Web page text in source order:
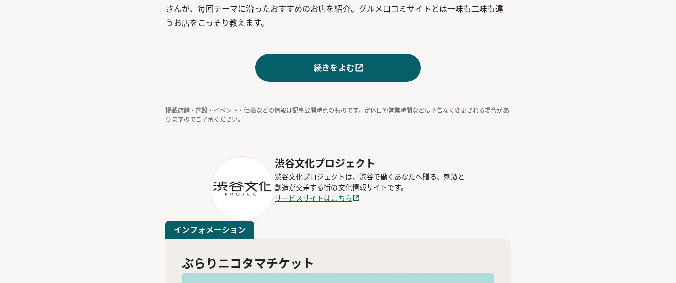
さんが、毎回テーマに沿ったおすすめのお店を紹介。グルメ口コミサイトとは一味も二味も違
うお店をこっそり教えます。
続きをよむ
掲載店舗・施設・イベント・価格などの情報は記事公開時点のものです。定休日や営業時間などは予告なく変更される場合があ
りますのでご了承ください。
渋谷文化プロジェクト
渋谷文化プロジェクトは、渋谷で働くあなたへ贈る、刺激と
創造が交差する街の文化情報サイトです。
サービスサイトはこちら
インフォメーション
ぶらりニコタマチケット